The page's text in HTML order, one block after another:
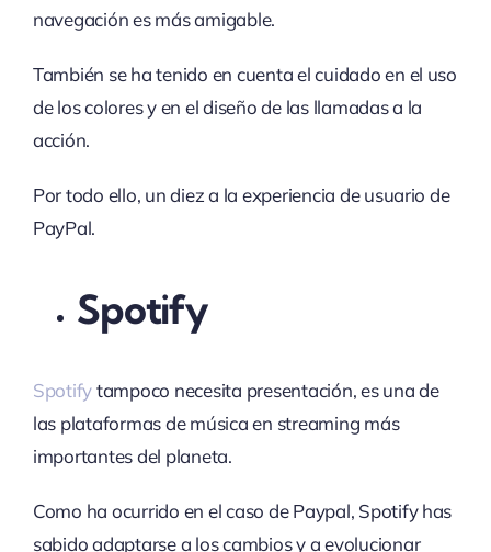
navegación es más amigable.
También se ha tenido en cuenta el cuidado en el uso
de los colores y en el diseño de las llamadas a la
acción.
Por todo ello, un diez a la experiencia de usuario de
PayPal.
Spotify
Spotifytampoco necesita presentación, es una de
las plataformas de música en streaming más
importantes del planeta.
Como ha ocurrido en el caso de Paypal, Spotify has
sabido adaptarse a los cambios y a evolucionar